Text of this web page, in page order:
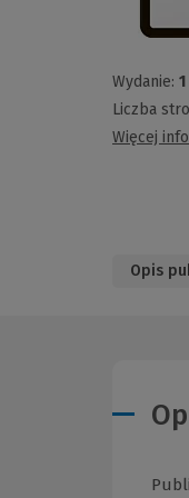
Wydanie: 1
Liczba
Więcej
Opis